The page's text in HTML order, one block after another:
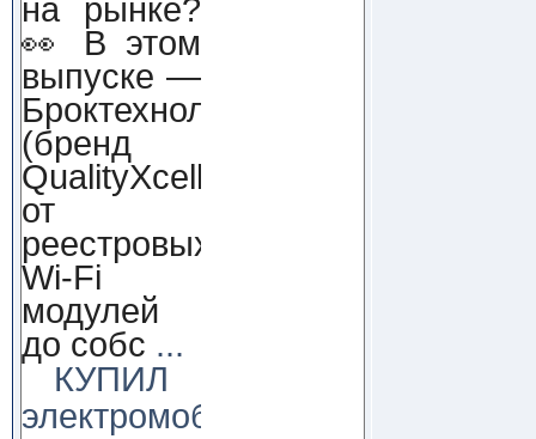
на рынке?
👀 В этом
выпуске —
Броктехнолоджи
(бренд
QualityXcellence):
от
реестровых
Wi-Fi
модулей
до собс ...
КУПИЛ
электромобиль